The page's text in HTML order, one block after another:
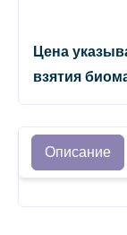
Цена
взятия
Описание